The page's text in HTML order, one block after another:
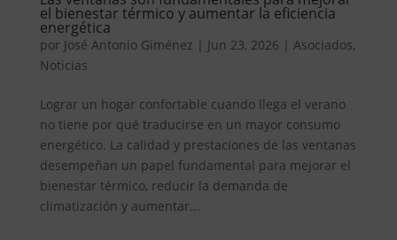
el bienestar térmico y aumentar la eficiencia
energética
por José Antonio Giménez | Jun 23, 2026 | Asociados,
Noticias
Lograr un hogar confortable cuando llega el verano
no tiene por qué traducirse en un mayor consumo
energético. La calidad y prestaciones de las ventanas
desempeñan un papel fundamental para mejorar el
bienestar térmico, reducir la demanda de
climatización y aumentar...